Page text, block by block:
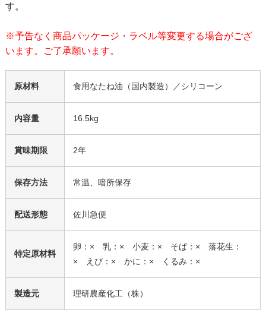
す。
※予告なく商品パッケージ・ラベル等変更する場合がござ
います。ご了承願います。
原材料 食用なたね油（国内製造）／シリコーン
内容量 16.5kg
賞味期限 2年
保存方法 常温、暗所保存
配送形態 佐川急便
特定原材料
卵：× 乳：× 小麦：× そば：× 落花生：
× えび：× かに：× くるみ：×
製造元 理研農産化工（株）